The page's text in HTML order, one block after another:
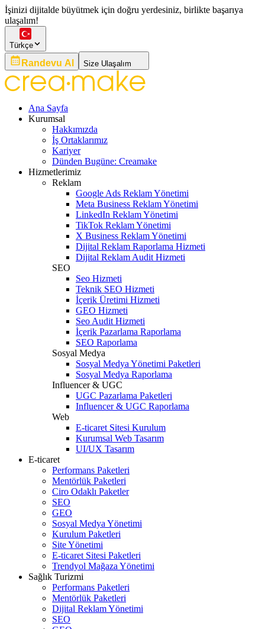
İşinizi dijitalde büyütmek için doğru yerdesiniz, birlikte başarıya
ulaşalım!
Türkçe
Randevu Al Size Ulaşalım
Ana Sayfa
Kurumsal
Hakkımızda
İş Ortaklarımız
Kariyer
Dünden Bugüne: Creamake
Hizmetlerimiz
Reklam
Google Ads Reklam Yönetimi
Meta Business Reklam Yönetimi
LinkedIn Reklam Yönetimi
TikTok Reklam Yönetimi
X Business Reklam Yönetimi
Dijital Reklam Raporlama Hizmeti
Dijital Reklam Audit Hizmeti
SEO
Seo Hizmeti
Teknik SEO Hizmeti
İçerik Üretimi Hizmeti
GEO Hizmeti
Seo Audit Hizmeti
İçerik Pazarlama Raporlama
SEO Raporlama
Sosyal Medya
Sosyal Medya Yönetimi Paketleri
Sosyal Medya Raporlama
Influencer & UGC
UGC Pazarlama Paketleri
Influencer & UGC Raporlama
Web
E-ticaret Sitesi Kurulum
Kurumsal Web Tasarım
UI/UX Tasarım
E-ticaret
Performans Paketleri
Mentörlük Paketleri
Ciro Odaklı Paketler
SEO
GEO
Sosyal Medya Yönetimi
Kurulum Paketleri
Site Yönetimi
E-ticaret Sitesi Paketleri
Trendyol Mağaza Yönetimi
Sağlık Turizmi
Performans Paketleri
Mentörlük Paketleri
Dijital Reklam Yönetimi
SEO